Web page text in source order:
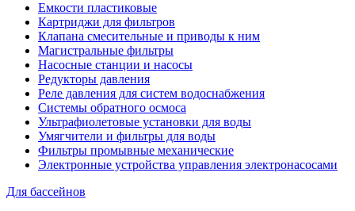
Емкости пластиковые
Картриджи для фильтров
Клапана смесительные и приводы к ним
Магистральные фильтры
Насосные станции и насосы
Редукторы давления
Реле давления для систем водоснабжения
Системы обратного осмоса
Ультрафиолетовые установки для воды
Умягчители и фильтры для воды
Фильтры промывные механические
Электронные устройства управления электронасосами
Для бассейнов